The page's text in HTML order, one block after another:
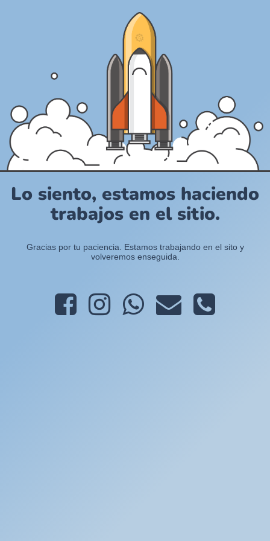
Lo siento, estamos haciendo
trabajos en el sitio.
Gracias por tu paciencia. Estamos trabajando en el sito y
volveremos enseguida.